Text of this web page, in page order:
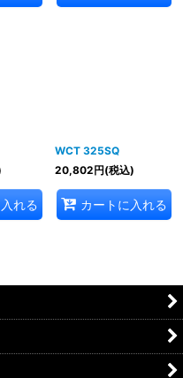
れる
WCT 325SQ
20,802円(税込)
カートに入れる